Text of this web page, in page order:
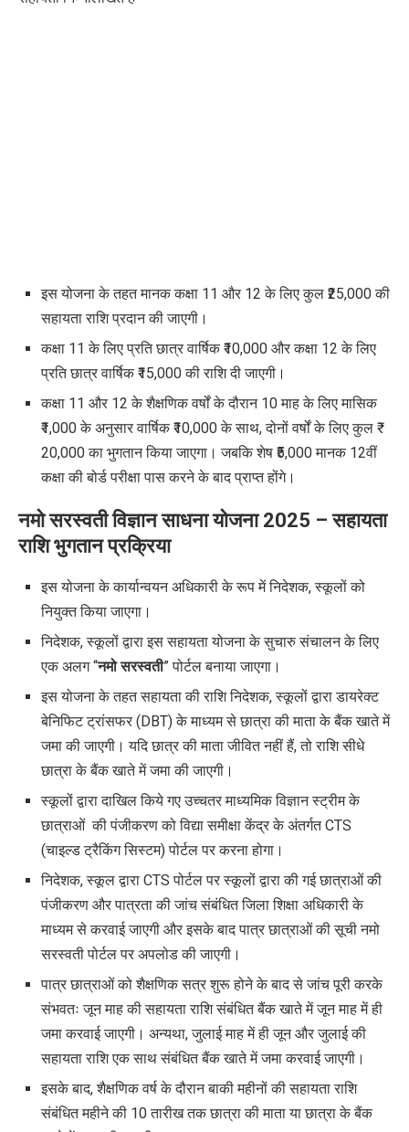
इस योजना के तहत मानक कक्षा 11 और 12 के लिए कुल ₹25,000 की
सहायता राशि प्रदान की जाएगी।
कक्षा 11 के लिए प्रति छात्र वार्षिक ₹10,000 और कक्षा 12 के लिए
प्रति छात्र वार्षिक ₹15,000 की राशि दी जाएगी।
कक्षा 11 और 12 के शैक्षणिक वर्षों के दौरान 10 माह के लिए मासिक
₹1,000 के अनुसार वार्षिक ₹10,000 के साथ, दोनों वर्षों के लिए कुल ₹
20,000 का भुगतान किया जाएगा। जबकि शेष ₹5,000 मानक 12वीं
कक्षा की बोर्ड परीक्षा पास करने के बाद प्राप्त होंगे।
नमो सरस्वती विज्ञान साधना योजना 2025 –सहायता
राशि भुगतान प्रक्रिया
इस योजना के कार्यान्वयन अधिकारी के रूप में निदेशक, स्कूलों को
नियुक्त किया जाएगा।
निदेशक, स्कूलों द्वारा इस सहायता योजना के सुचारु संचालन के लिए
एक अलग “नमो सरस्वती” पोर्टल बनाया जाएगा।
इस योजना के तहत सहायता की राशि निदेशक, स्कूलों द्वारा डायरेक्ट
बेनिफिट ट्रांसफर (DBT) के माध्यम से छात्रा की माता के बैंक खाते में
जमा की जाएगी। यदि छात्र की माता जीवित नहीं हैं, तो राशि सीधे
छात्रा के बैंक खाते में जमा की जाएगी।
स्कूलों द्वारा दाखिल किये गए उच्चतर माध्यमिक विज्ञान स्ट्रीम के
छात्राओं की पंजीकरण को विद्या समीक्षा केंद्र के अंतर्गत CTS
(चाइल्ड ट्रैकिंग सिस्टम) पोर्टल पर करना होगा।
निदेशक, स्कूल द्वारा CTS पोर्टल पर स्कूलों द्वारा की गई छात्राओं की
पंजीकरण और पात्रता की जांच संबंधित जिला शिक्षा अधिकारी के
माध्यम से करवाई जाएगी और इसके बाद पात्र छात्राओं की सूची नमो
सरस्वती पोर्टल पर अपलोड की जाएगी।
पात्र छात्राओं को शैक्षणिक सत्र शुरू होने के बाद से जांच पूरी करके
संभवतः जून माह की सहायता राशि संबंधित बैंक खाते में जून माह में ही
जमा करवाई जाएगी। अन्यथा, जुलाई माह में ही जून और जुलाई की
सहायता राशि एक साथ संबंधित बैंक खाते में जमा करवाई जाएगी।
इसके बाद, शैक्षणिक वर्ष के दौरान बाकी महीनों की सहायता राशि
संबंधित महीने की 10 तारीख तक छात्रा की माता या छात्रा के बैंक